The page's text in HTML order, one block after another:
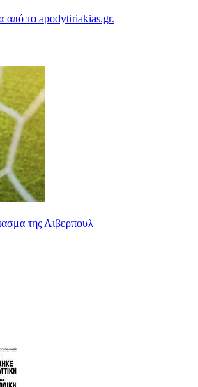
από το apodytiriakias.gr.
της Λιβερπουλ